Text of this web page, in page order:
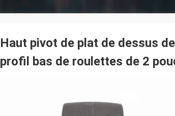
Haut pivot de plat de dessus
profil bas de roulettes de 2